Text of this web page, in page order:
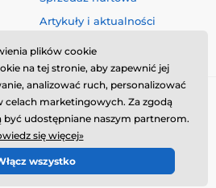
Artykuły i aktualności
⦁ Utworzono e-sklep
plików cookie
na tej stronie, aby zapewnić jej
analizować ruch, personalizować
celach marketingowych. Za zgodą
być udostępniane naszym partnerom.
się więcej»
wszystko